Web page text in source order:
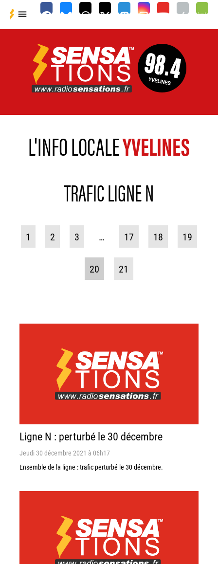

L'INFO LOCALEYVELINES
TRAFIC LIGNE N
1 2 3 … 17 18 19
20 21
Ligne N : perturbé le 30 décembre
Jeudi 30 décembre 2021 à 06h17
Ensemble de la ligne : trafic perturbé le 30 décembre.